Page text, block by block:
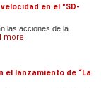
en el "SD-
las acciones de la
more
el lanzamiento de “La